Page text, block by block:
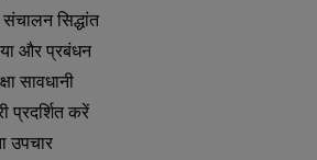
सिद्धांत
और प्रबंधन
सावधानी
प्रदर्शित करें
उपचार